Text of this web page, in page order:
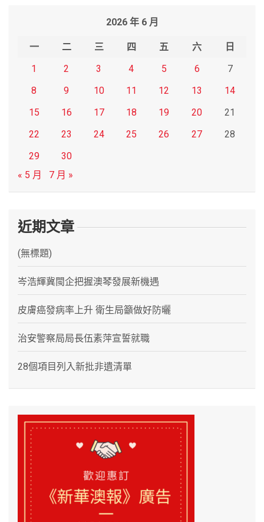
2026 年 6 月
一 二 三 四 五 六
日
1
2 3 4 5 6
7
8
9 10 11 12 13
14
15
16 17 18 19 20
21
22
23 24 25 26 27
28
29
30
« 5 月
7 月 »
近期文章
(無標題)
岑浩輝冀閩企把握澳琴發展新機遇
皮膚癌發病率上升 衛生局籲做好防曬
治安警察局局長伍素萍宣誓就職
28個項目列入新批非遺清單